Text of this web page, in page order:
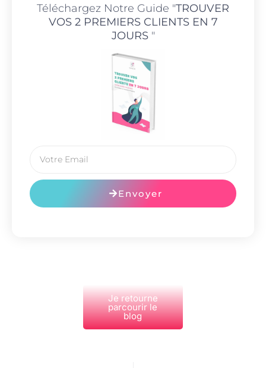
Téléchargez Notre Guide "TROUVER
VOS 2 PREMIERS CLIENTS EN 7
JOURS"
Envoyer
Je retourne
parcourir le
blog